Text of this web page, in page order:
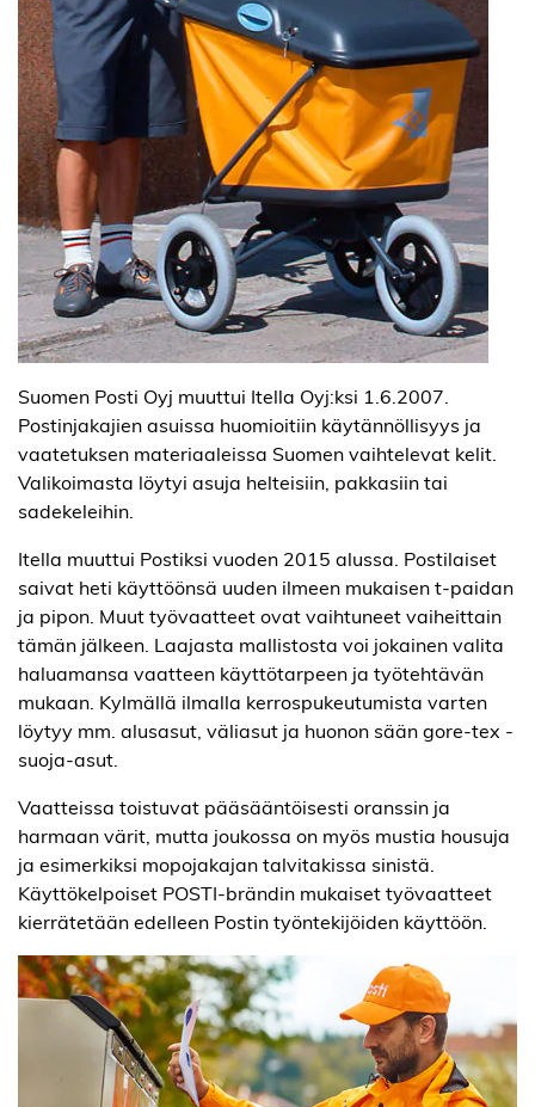
Suomen Posti Oyj muuttui Itella Oyj:ksi 1.6.2007.
Postinjakajien asuissa huomioitiin käytännöllisyys ja
vaatetuksen materiaaleissa Suomen vaihtelevat kelit.
Valikoimasta löytyi asuja helteisiin, pakkasiin tai
sadekeleihin.
Itella muuttui Postiksi vuoden 2015 alussa. Postilaiset
saivat heti käyttöönsä uuden ilmeen mukaisen t-paidan
ja pipon. Muut työvaatteet ovat vaihtuneet vaiheittain
tämän jälkeen. Laajasta mallistosta voi jokainen valita
haluamansa vaatteen käyttötarpeen ja työtehtävän
mukaan. Kylmällä ilmalla kerrospukeutumista varten
löytyy mm. alusasut, väliasut ja huonon sään gore-tex -
suoja-asut.
Vaatteissa toistuvat pääsääntöisesti oranssin ja
harmaan värit, mutta joukossa on myös mustia housuja
ja esimerkiksi mopojakajan talvitakissa sinistä.
Käyttökelpoiset POSTI-brändin mukaiset työvaatteet
kierrätetään edelleen Postin työntekijöiden käyttöön.